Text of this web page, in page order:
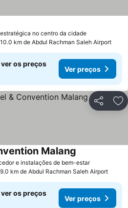
no centro da cidade
km de Abdul Rachman Saleh Airport
os preços
Ver preços
Partilhar
e instalações de bem-estar
Malang
km de Abdul Rachman Saleh Airport
os preços
Ver preços